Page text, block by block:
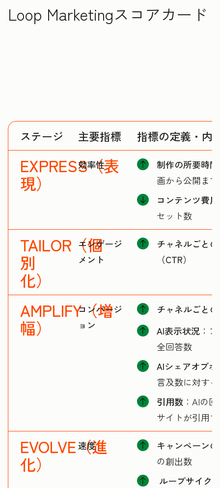
Loop Marketingスコアカード
ステージ 主要指標 指標の定義・内
EXPRESS（表
現）
効率性 制作の所要時間
画から公開ま
コンテンツ費用
セット数
TAILOR（個
別
化）
エンゲージ
メント
チャネルごと
（CTR）
AMPLIFY（増
幅）
コンバージ
ョン
チャネルごと
AI表示状況 ：
全回答数
AIシェアオブ
言及数に対す
引用数 ：AIの
サイトが引用
EVOLVE（進
化）
速度
キャンペーン
の創出数
ループサイク